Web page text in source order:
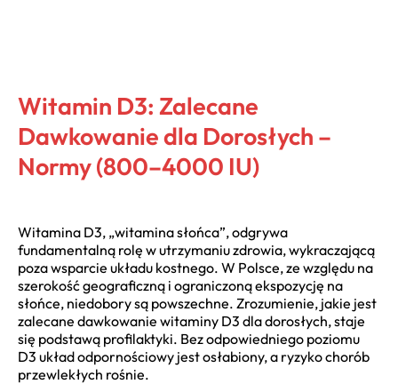
Witamin D3: Zalecane
Dawkowanie dla Dorosłych –
Normy (800–4000 IU)
Witamina D3, „witamina słońca”, odgrywa
fundamentalną rolę w utrzymaniu zdrowia, wykraczającą
poza wsparcie układu kostnego. W Polsce, ze względu na
szerokość geograficzną i ograniczoną ekspozycję na
słońce, niedobory są powszechne. Zrozumienie, jakie jest
zalecane dawkowanie witaminy D3 dla dorosłych, staje
się podstawą profilaktyki. Bez odpowiedniego poziomu
D3 układ odpornościowy jest osłabiony, a ryzyko chorób
przewlekłych rośnie.